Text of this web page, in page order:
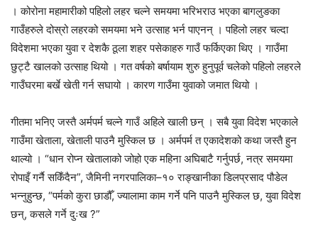
। कोरोना महामारीको पहिलो लहर चल्ने समयमा भरिभराउ भएका बागलुङका
गाउँहरुले दोस्रो लहरको समयमा भने उत्साह भर्न पाएनन् । पहिलो लहर चल्दा
विदेशमा भएका युवा र देशकै ठूला शहर पसेकाहरु गाउँ फर्किएका थिए । गाउँमा
छुट्टै खालको उत्साह थियो । गत वर्षको बर्षायाम शुरु हुनुपूर्व चलेको पहिलो लहरले
गाउँघरमा बर्खे खेती गर्न सघायो । कारण गाउँमा युवाको जमात थियो ।
गीतमा भनिए जस्तै अर्मपर्म चल्ने गाउँ अहिले खाली छन् । सबै युवा विदेश भएकाले
गाउँमा खेताला, खेताली पाउनै मुस्किल छ । अर्मपर्म त एकादेशको कथा जस्तै हुन
थाल्यो । “धान रोप्न खेतालाको जोहो एक महिना अघिबाटै गर्नुपर्छ, नत्र समयमा
रोपाइँ गर्नै सकिँदैन”, जैमिनी नगरपालिका–१० राङ्खानीका डिलप्रसाद पौडेल
भन्नुहुन्छ, “पर्मको कुरा छाडौँ, ज्यालामा काम गर्ने पनि पाउनै मुस्किल छ, युवा विदेश
छन्, कसले गर्ने दुःख ?”